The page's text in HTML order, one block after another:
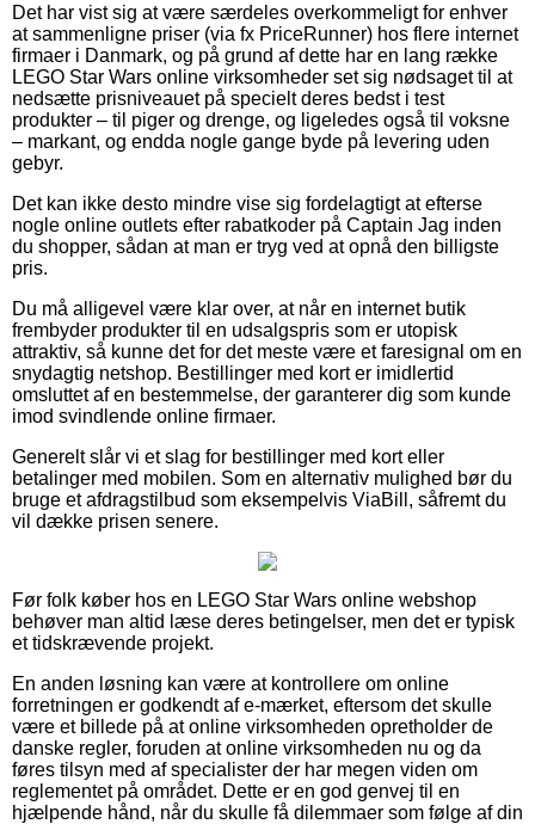
Det har vist sig at være særdeles overkommeligt for enhver
at sammenligne priser (via fx PriceRunner) hos flere internet
firmaer i Danmark, og på grund af dette har en lang række
LEGO Star Wars online virksomheder set sig nødsaget til at
nedsætte prisniveauet på specielt deres bedst i test
produkter – til piger og drenge, og ligeledes også til voksne
– markant, og endda nogle gange byde på levering uden
gebyr.
Det kan ikke desto mindre vise sig fordelagtigt at efterse
nogle online outlets efter rabatkoder på Captain Jag inden
du shopper, sådan at man er tryg ved at opnå den billigste
pris.
Du må alligevel være klar over, at når en internet butik
frembyder produkter til en udsalgspris som er utopisk
attraktiv, så kunne det for det meste være et faresignal om en
snydagtig netshop. Bestillinger med kort er imidlertid
omsluttet af en bestemmelse, der garanterer dig som kunde
imod svindlende online firmaer.
Generelt slår vi et slag for bestillinger med kort eller
betalinger med mobilen. Som en alternativ mulighed bør du
bruge et afdragstilbud som eksempelvis ViaBill, såfremt du
vil dække prisen senere.
Før folk køber hos en LEGO Star Wars online webshop
behøver man altid læse deres betingelser, men det er typisk
et tidskrævende projekt.
En anden løsning kan være at kontrollere om online
forretningen er godkendt af e-mærket, eftersom det skulle
være et billede på at online virksomheden opretholder de
danske regler, foruden at online virksomheden nu og da
føres tilsyn med af specialister der har megen viden om
reglementet på området. Dette er en god genvej til en
hjælpende hånd, når du skulle få dilemmaer som følge af din